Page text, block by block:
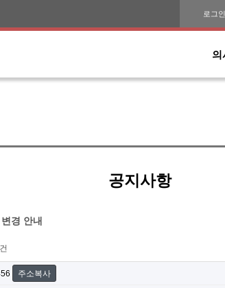
로그인
의
공지사항
경 안내
주소복사